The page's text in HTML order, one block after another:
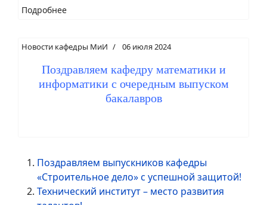
Подробнее
Новости кафедры МиИ 06 июля 2024
Поздравляем кафедру математики и
информатики с очередным выпуском
бакалавров
Поздравляем выпускников кафедры
«Строительное дело» с успешной защитой!
Технический институт – место развития